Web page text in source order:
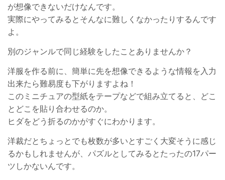
が想像できないだけなんです。
実際にやってみるとそんなに難しくなかったりするんです
よ。
別のジャンルで同じ経験をしたことありませんか？
洋服を作る前に、簡単に先を想像できるような情報を入力
出来たら難易度も下がりますよね！
このミニチュアの型紙をテープなどで組み立てると、どこ
とどこを貼り合わせるのか。
ヒダをどう折るのかがすぐにわかります。
洋裁だとちょっとでも枚数が多いとすごく大変そうに感じ
るかもしれませんが、パズルとしてみるとたったの17パー
ツしかないんです。